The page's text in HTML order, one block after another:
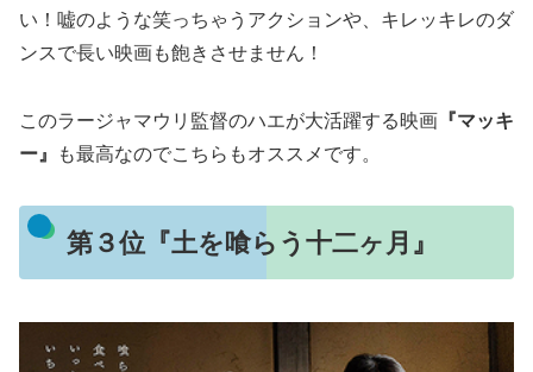
い！嘘のような笑っちゃうアクションや、キレッキレのダ
ンスで長い映画も飽きさせません！
このラージャマウリ監督のハエが大活躍する映画 『マッキ
ー』
も最高なのでこちらもオススメです。
第３位『土を喰らう十二ヶ月』